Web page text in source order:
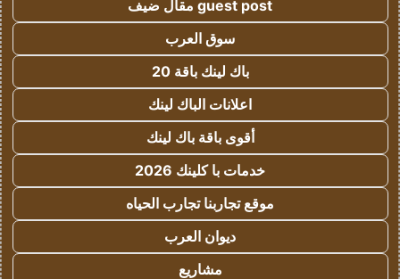
guest post مقال ضيف
سوق العرب
باك لينك باقة 20
اعلانات الباك لينك
أقوى باقة باك لينك
خدمات با كلينك 2026
موقع تجاربنا تجارب الحياه
ديوان العرب
مشاريع